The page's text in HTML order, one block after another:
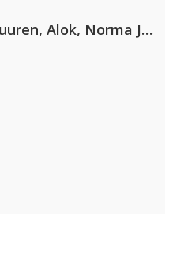
Armin van Buuren, Alok, Norma Jean Martine & LAWRENT